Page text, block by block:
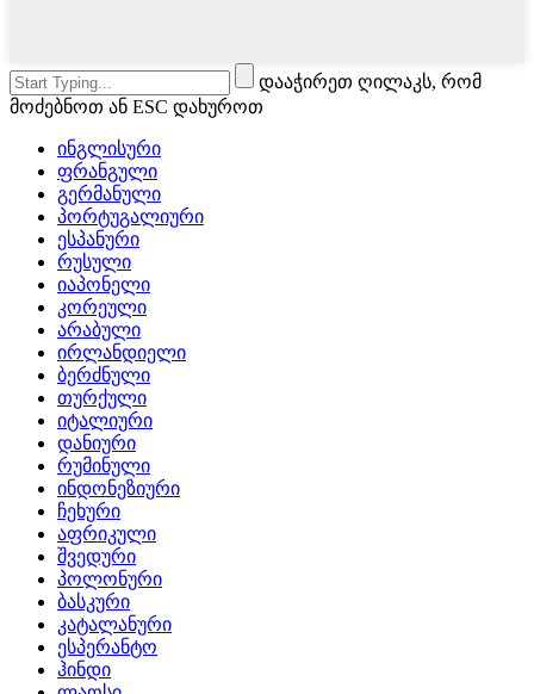
დააჭირეთ ღილაკს, რომ
მოძებნოთ ან ESC დახუროთ
ინგლისური
ფრანგული
გერმანული
პორტუგალიური
ესპანური
რუსული
იაპონელი
კორეული
არაბული
ირლანდიელი
ბერძნული
თურქული
იტალიური
დანიური
რუმინული
ინდონეზიური
ჩეხური
აფრიკული
შვედური
პოლონური
ბასკური
კატალანური
ესპერანტო
ჰინდი